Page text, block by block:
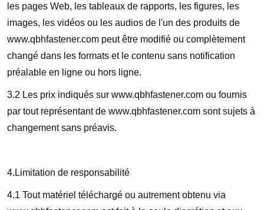
les pages Web, les tableaux de rapports, les figures, les
images, les vidéos ou les audios de l'un des produits de
www.qbhfastener.com peut être modifié ou complètement
changé dans les formats et le contenu sans notification
préalable en ligne ou hors ligne.
3.2 Les prix indiqués sur www.qbhfastener.com ou fournis
par tout représentant de www.qbhfastener.com sont sujets à
changement sans préavis.
4.Limitation de responsabilité
4.1 Tout matériel téléchargé ou autrement obtenu via